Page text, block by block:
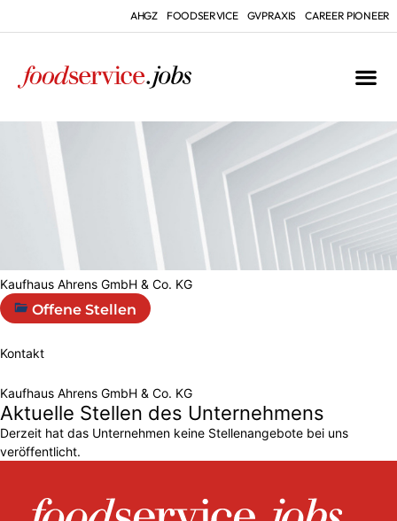
AHGZ FOODSERVICE GVPRAXIS CAREER PIONEER
Kaufhaus Ahrens GmbH & Co. KG
Offene Stellen
Kontakt
Kaufhaus Ahrens GmbH & Co. KG
Aktuelle Stellen des Unternehmens
Derzeit hat das Unternehmen keine Stellenangebote bei uns
veröffentlicht.